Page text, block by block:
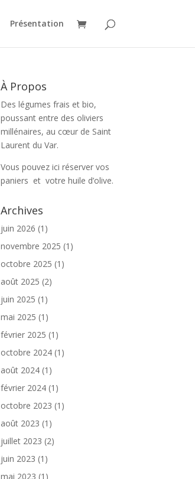
Présentation
À Propos
Des légumes frais et bio,
poussant entre des oliviers
millénaires, au cœur de Saint
Laurent du Var.
Vous pouvez ici réserver vos
paniers et votre huile d’olive.
Archives
juin 2026 (1)
novembre 2025 (1)
octobre 2025 (1)
août 2025 (2)
juin 2025 (1)
mai 2025 (1)
février 2025 (1)
octobre 2024 (1)
août 2024 (1)
février 2024 (1)
octobre 2023 (1)
août 2023 (1)
juillet 2023 (2)
juin 2023 (1)
mai 2023 (1)